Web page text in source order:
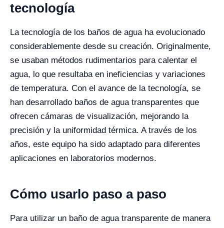
tecnología
La tecnología de los baños de agua ha evolucionado
considerablemente desde su creación. Originalmente,
se usaban métodos rudimentarios para calentar el
agua, lo que resultaba en ineficiencias y variaciones
de temperatura. Con el avance de la tecnología, se
han desarrollado baños de agua transparentes que
ofrecen cámaras de visualización, mejorando la
precisión y la uniformidad térmica. A través de los
años, este equipo ha sido adaptado para diferentes
aplicaciones en laboratorios modernos.
Cómo usarlo paso a paso
Para utilizar un baño de agua transparente de manera